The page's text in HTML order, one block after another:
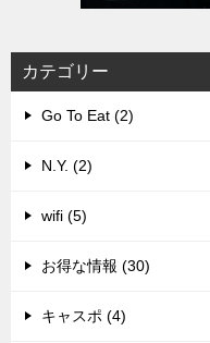
カテゴリー
Go To Eat (2)
N.Y. (2)
wifi (5)
お得な情報 (30)
キャスポ (4)